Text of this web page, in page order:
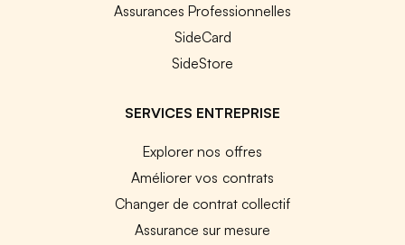
Assurances Professionnelles
SideCard
SideStore
SERVICES ENTREPRISE
Explorer nos offres
Améliorer vos contrats
Changer de contrat collectif
Assurance sur mesure